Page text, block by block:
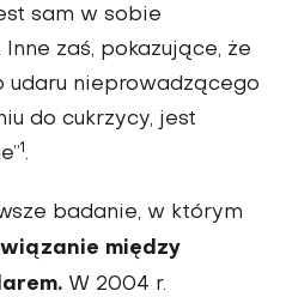
sam w sobie
zaś, pokazujące, że
udaru nieprowadzącego
do cukrzycy, jest
1.
bada­nie, w którym
między
W 2004 r.